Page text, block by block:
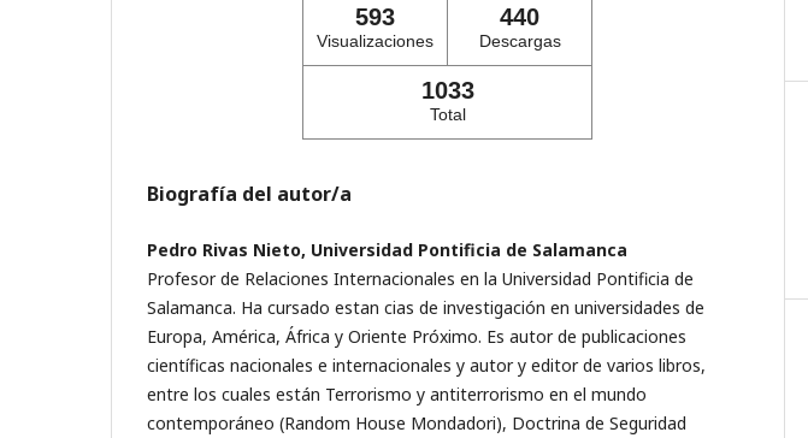
593
Visualizaciones
440
Descargas
1033
Total
Biografía del autor/a
Pedro Rivas Nieto, Universidad Pontificia de Salamanca
Profesor de Relaciones Internacionales en la Universidad Pontificia de
Salamanca. Ha cursado estan­ cias de investigación en universidades de
Europa, América, África y Oriente Próximo. Es autor de publicaciones
científicas nacionales e internacionales y autor y editor de varios libros,
entre los cuales están Terrorismo y antiterrorismo en el mundo
contemporáneo (Random House Mondadori), Doctrina de Seguridad